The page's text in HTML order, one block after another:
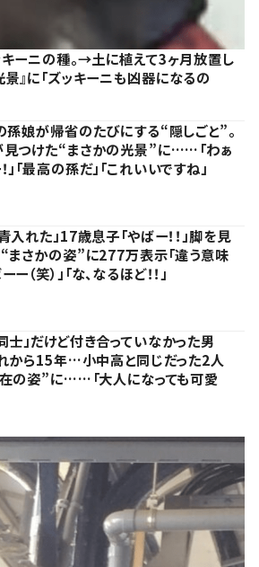
ーニの種。→土に植えて3ヶ月放置し
』に「ズッキーニも凶器になるの
孫娘が帰省のたびにする“隠しごと”。
つけた“まさかの光景”に……「わぁ
」「最高の孫だ」「これいいですね」
入れた」17歳息子「やばー！！」脚を見
まさかの姿”に277万表示「違う意味
ー（笑）」「な、なるほど！！」
士」だけど付き合っていなかった男
から15年…小中高と同じだった2人
の姿”に……「大人になっても可愛